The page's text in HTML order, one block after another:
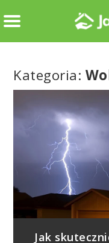
Kategoria:
Jak